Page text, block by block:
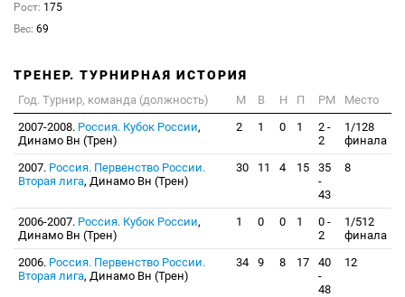
Рост: 175
Вес: 69
ТРЕНЕР. ТУРНИРНАЯ ИСТОРИЯ
Год. Турнир, команда (должность) М В Н П РМ
Место
2007-2008. Россия. Кубок России,
Динамо Вн (Трен)
2 1 0 1
2 -
2
1/128
финала
2007. Россия. Первенство России.
Вторая лига, Динамо Вн (Трен)
30 11 4 15
35
-
43
8
2006-2007. Россия. Кубок России,
Динамо Вн (Трен)
1 0 0 1
0 -
2
1/512
финала
2006. Россия. Первенство России.
Вторая лига, Динамо Вн (Трен)
34 9 8 17
40
-
48
12